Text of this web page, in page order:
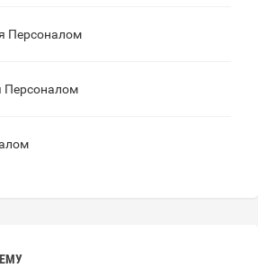
Персоналом
Персоналом